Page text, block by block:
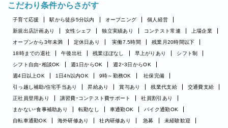
こだわり条件からさがす
子育て応援 駅から徒歩5分以内 オープニング
個人経営
新規出店計画あり
女性シェフ 独立実績あり コンテスト常連
上場企業
オープンから3年未満
定休日あり 実働7.5時間
残業月20時間以下
18時までの退社
午後出社 残業ほぼなし 早上がりあり
シフト制
シフト自由・相談OK
週1日からOK
週2・3日からOK
週4日以上OK
1日4h以内OK 9時～勤務OK
社保完備
引っ越し補助/住宅手当あり
昇給あり 賞与あり 残業代支給
交通費支給
正社員登用あり
講習費・コンテスト費サポート
社員割引あり
まかない・食事補助あり
転勤なし 車通勤OK
バイク通勤OK
自転車通勤OK
海外研修あり 社内研修あり 急募
未経験歓迎